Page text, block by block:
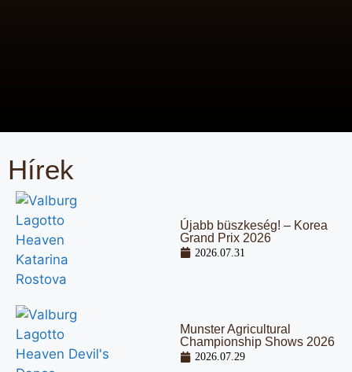
Hírek
Újabb büszkeség! – Korea
Grand Prix 2026
2026.07.31
Munster Agricultural
Championship Shows 2026
2026.07.29